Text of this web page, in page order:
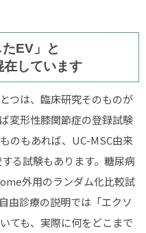
EV」と
在しています
つは、臨床研究そのものが
変形性膝関節症の登録試験
のもあれば、UC-MSC由来
る試験もあります。糖尿病
外用のランダム化比較試
由診療の説明では「エクソ
ても、実際に何をどこまで